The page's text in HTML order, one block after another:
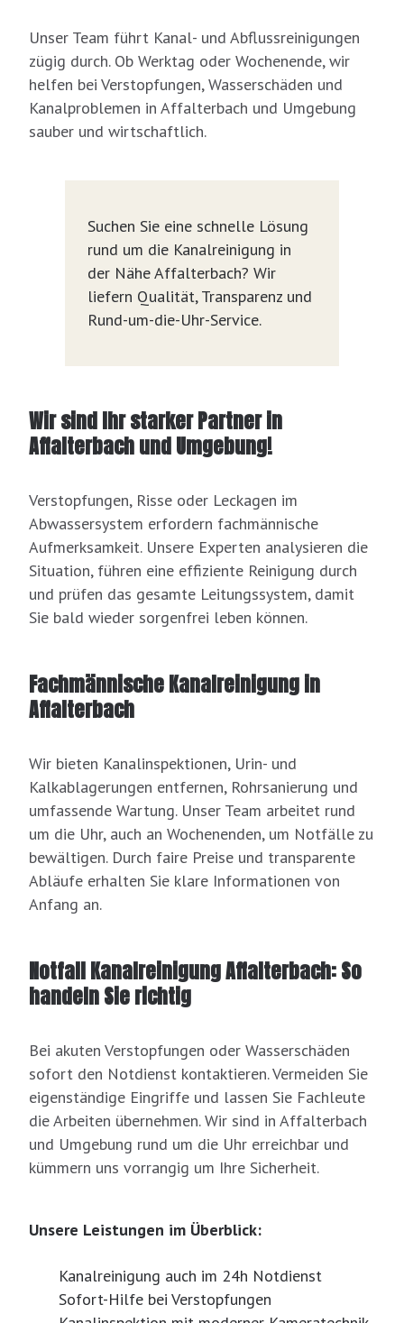
Unser Team führt Kanal- und Abflussreinigungen
zügig durch. Ob Werktag oder Wochenende, wir
helfen bei Verstopfungen, Wasserschäden und
Kanalproblemen in Affalterbach und Umgebung
sauber und wirtschaftlich.
Suchen Sie eine schnelle Lösung
rund um die Kanalreinigung in
der Nähe Affalterbach? Wir
liefern Qualität, Transparenz und
Rund-um-die-Uhr-Service.
Wir sind Ihr starker Partner in
Affalterbach und Umgebung!
Verstopfungen, Risse oder Leckagen im
Abwassersystem erfordern fachmännische
Aufmerksamkeit. Unsere Experten analysieren die
Situation, führen eine effiziente Reinigung durch
und prüfen das gesamte Leitungssystem, damit
Sie bald wieder sorgenfrei leben können.
Fachmännische Kanalreinigung in
Affalterbach
Wir bieten Kanalinspektionen, Urin- und
Kalkablagerungen entfernen, Rohrsanierung und
umfassende Wartung. Unser Team arbeitet rund
um die Uhr, auch an Wochenenden, um Notfälle zu
bewältigen. Durch faire Preise und transparente
Abläufe erhalten Sie klare Informationen von
Anfang an.
Notfall Kanalreinigung Affalterbach: So
handeln Sie richtig
Bei akuten Verstopfungen oder Wasserschäden
sofort den Notdienst kontaktieren. Vermeiden Sie
eigenständige Eingriffe und lassen Sie Fachleute
die Arbeiten übernehmen. Wir sind in Affalterbach
und Umgebung rund um die Uhr erreichbar und
kümmern uns vorrangig um Ihre Sicherheit.
Unsere Leistungen im Überblick:
Kanalreinigung auch im 24h Notdienst
Sofort-Hilfe bei Verstopfungen